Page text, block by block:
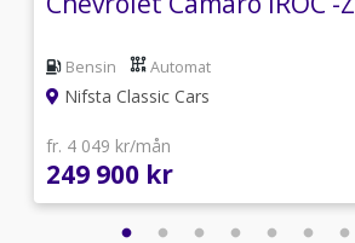
Bensin Automat
Nifsta Classic Cars
fr. 4 049 kr/mån
249 900 kr